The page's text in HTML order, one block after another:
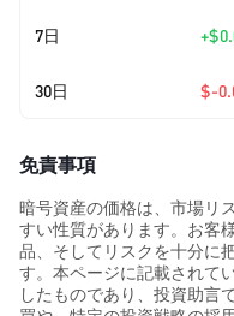
7日 +
30日 $-
免責事項
暗号資産の価格は、市場リ
すい性質があります。お客
品、そしてリスクを十分に
す。本ページに記載されて
したものであり、投資助言